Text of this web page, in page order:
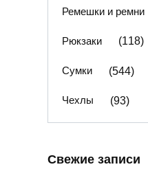
Ремешки и ремни
Рюкзаки (118)
Сумки (544)
Чехлы (93)
Свежие записи